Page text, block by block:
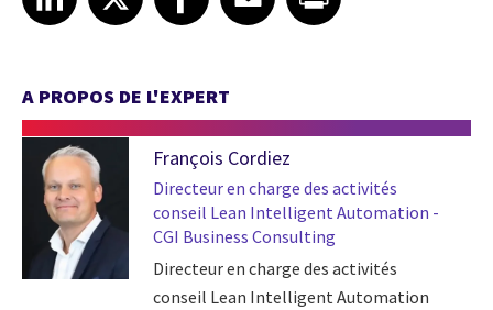
A PROPOS DE L'EXPERT
François Cordiez
Directeur en charge des activités
conseil Lean Intelligent Automation -
CGI Business Consulting
Directeur en charge des activités
conseil Lean Intelligent Automation